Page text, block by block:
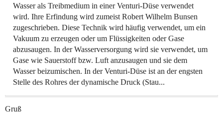
Wasser als Treibmedium in einer Venturi-Düse verwendet
wird. Ihre Erfindung wird zumeist Robert Wilhelm Bunsen
zugeschrieben. Diese Technik wird häufig verwendet, um ein
Vakuum zu erzeugen oder um Flüssigkeiten oder Gase
abzusaugen. In der Wasserversorgung wird sie verwendet, um
Gase wie Sauerstoff bzw. Luft anzusaugen und sie dem
Wasser beizumischen. In der Venturi-Düse ist an der engsten
Stelle des Rohres der dynamische Druck (Stau...
Gruß